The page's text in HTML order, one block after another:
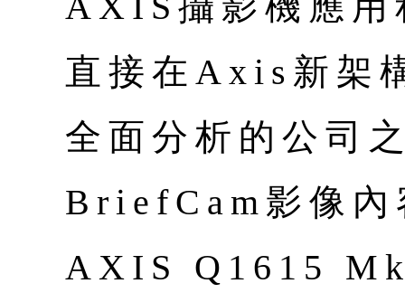
直接在Axis新架
全面分析的公司
BriefCam影像內
AXIS Q1615